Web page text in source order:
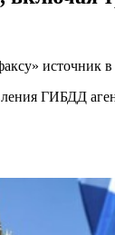
источник в
ГИБДД